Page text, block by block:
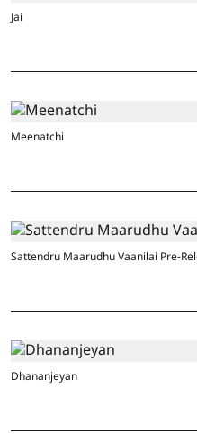
Jai
Meenatchi
Sattendru Maarudhu Vaanilai Pre-
Dhananjeyan